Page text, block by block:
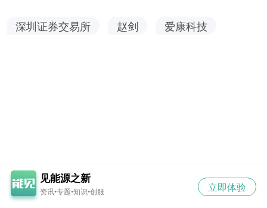
深圳证券交易所 赵剑 爱康科技
见能源之新
资讯•专题•知识•创服 立即体验